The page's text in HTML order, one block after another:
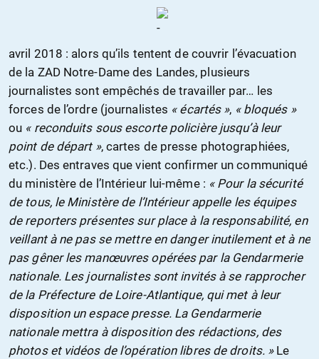
avril 2018 : alors qu’ils tentent de couvrir l’évacuation
de la ZAD Notre-Dame des Landes, plusieurs
journalistes sont empêchés de travailler par… les
forces de l’ordre (journalistes « écartés », « bloqués »
ou « reconduits sous escorte policière jusqu’à leur
point de départ », cartes de presse photographiées,
etc.). Des entraves que vient confirmer un communiqué
du ministère de l’Intérieur lui-même : « Pour la sécurité
de tous, le Ministère de l’Intérieur appelle les équipes
de reporters présentes sur place à la responsabilité, en
veillant à ne pas se mettre en danger inutilement et à ne
pas gêner les manœuvres opérées par la Gendarmerie
nationale. Les journalistes sont invités à se rapprocher
de la Préfecture de Loire-Atlantique, qui met à leur
disposition un espace presse. La Gendarmerie
nationale mettra à disposition des rédactions, des
photos et vidéos de l’opération libres de droits. » Le